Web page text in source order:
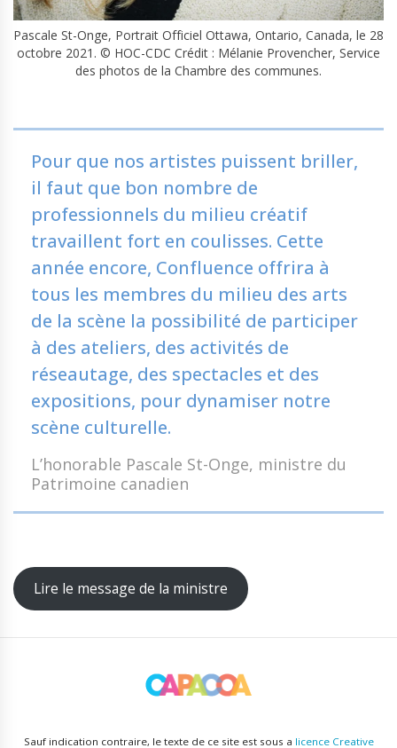
Pascale St-Onge, Portrait Officiel Ottawa, Ontario, Canada, le 28
octobre 2021. © HOC-CDC Crédit : Mélanie Provencher, Service
des photos de la Chambre des communes.
Pour que nos artistes puissent briller,
il faut que bon nombre de
professionnels du milieu créatif
travaillent fort en coulisses. Cette
année encore, Confluence offrira à
tous les membres du milieu des arts
de la scène la possibilité de participer
à des ateliers, des activités de
réseautage, des spectacles et des
expositions, pour dynamiser notre
scène culturelle.
L’honorable Pascale St-Onge, ministre du
Patrimoine canadien
Lire le message de la ministre
Sauf indication contraire, le texte de ce site est sous a licence Creative